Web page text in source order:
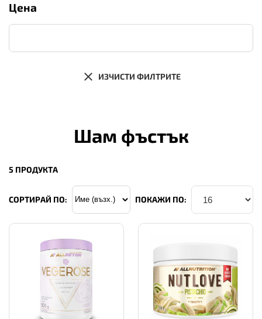
Цена
ИЗЧИСТИ ФИЛТРИТЕ
Шам фъстък
5 ПРОДУКТА
СОРТИРАЙ ПО: ПОКАЖИ ПО: